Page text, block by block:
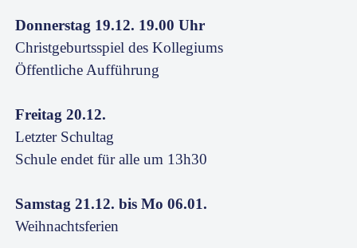
Donnerstag 19.12. 19.00 Uhr
Christgeburtsspiel des Kollegiums
Öffentliche Aufführung
Freitag 20.12.
Letzter Schultag
Schule endet für alle um 13h30
Samstag 21.12. bis Mo 06.01.
Weihnachtsferien